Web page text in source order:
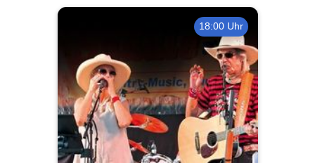
18:00 Uhr